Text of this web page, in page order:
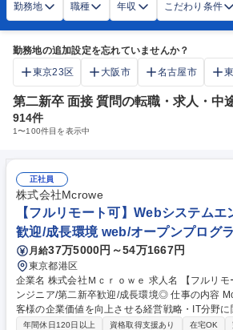
勤務地 職種 年収 こだわり条件
勤務地の追加設定を忘れていませんか？
東京23区
大阪市 名古屋市
第二新卒 面接 質問の転職・求人・中
914件
1〜100件目を表示中
正社員
株式会社Mcrowe
【フルリモート可】Webシステム
歓迎/成長環境 web/オープンプログ
月給37万5000円～54万1667円
東京都港区
企業名 株式会社Ｍｃｒｏｗｅ 求人名 【フルリモート可】Webシステムエ
ンジニア/第二新卒歓迎/成長環境◎ 仕事の内容 Mcrowe(エムクロー)はお
客様の企業価値を向上させる経営戦略・IT分野
やシステム開発を行っています。経験豊富なエ
年間休日120日以上 資格取得支援あり 在宅OK